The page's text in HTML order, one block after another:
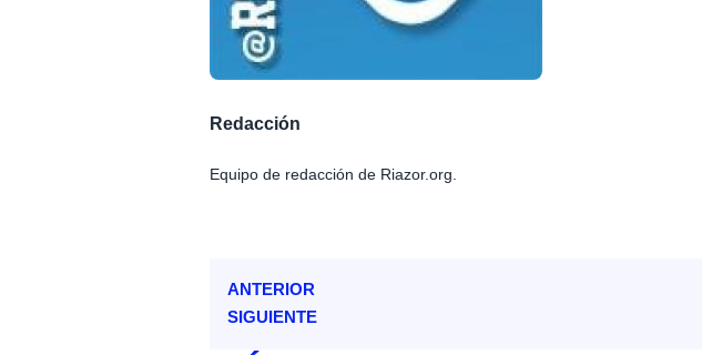
Redacción
Equipo de redacción de Riazor.org.
ANTERIOR
SIGUIENTE